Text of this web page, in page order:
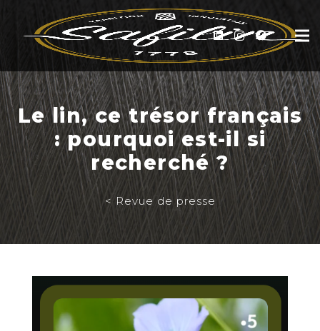
Le lin, ce trésor français
: pourquoi est-il si
recherché ?
< Revue de presse